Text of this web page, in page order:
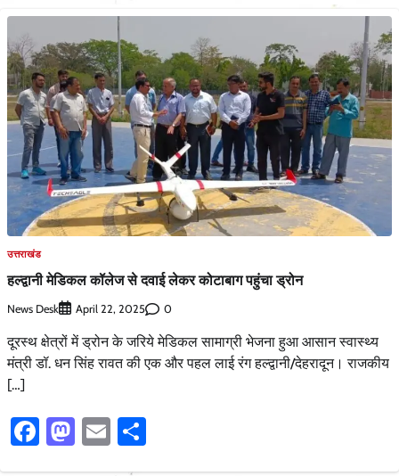
उत्तराखंड
हल्द्वानी मेडिकल कॉलेज से दवाई लेकर कोटाबाग पहुंचा ड्रोन
News Desk April 22, 2025 0
दूरस्थ क्षेत्रों में ड्रोन के जरिये मेडिकल सामाग्री भेजना हुआ आसान स्वास्थ्य
मंत्री डॉ. धन सिंह रावत की एक और पहल लाई रंग हल्द्वानी/देहरादून। राजकीय
[…]
Facebook
Mastodon
Email